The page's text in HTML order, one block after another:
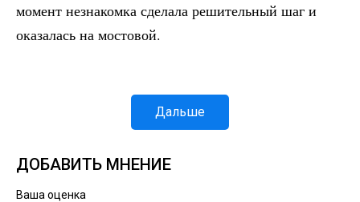
момент незнакомка сделала решительный шаг и
оказалась на мостовой.
Дальше
ДОБАВИТЬ МНЕНИЕ
Ваша оценка